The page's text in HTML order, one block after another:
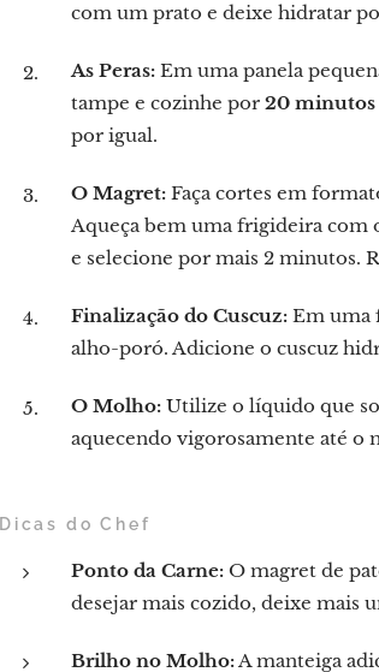
com um prato e deixe hidratar
As Peras: Em uma panela
tampe e cozinhe por 20 minutos
por igual.
O Magret: Faça cortes em
Aqueça bem uma frigideira com
e selecione por mais 2 minutos.
Finalização do Cuscuz: Em uma
alho-poró. Adicione o cuscuz
O Molho: Utilize o líquido que
aquecendo vigorosamente até o
Dicas do Chef
Ponto da Carne: O magret de
desejar mais cozido, deixe mais
Brilho no Molho:A manteiga